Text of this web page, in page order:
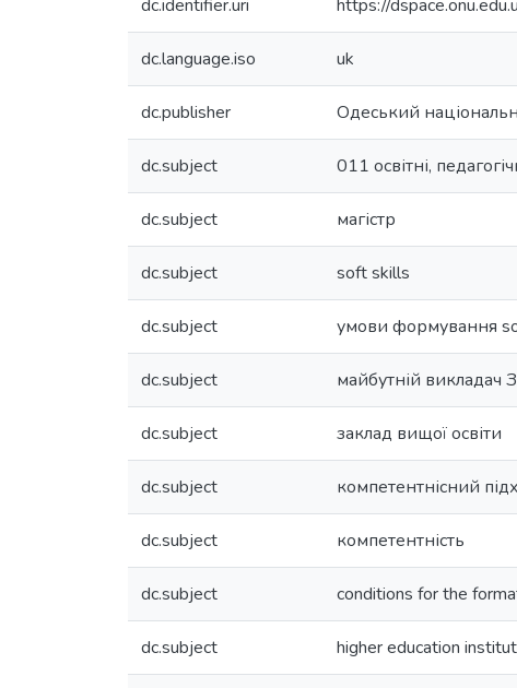
dc.identifier.uri https://
dc.language.iso uk
dc.publisher Одеський
dc.subject 011 освітні,
dc.subject магістр
dc.subject soft skills
dc.subject умови формування
dc.subject майбутній викладач
dc.subject заклад вищої освіти
dc.subject компетентнісний
dc.subject компетентність
dc.subject conditions for the
dc.subject higher education